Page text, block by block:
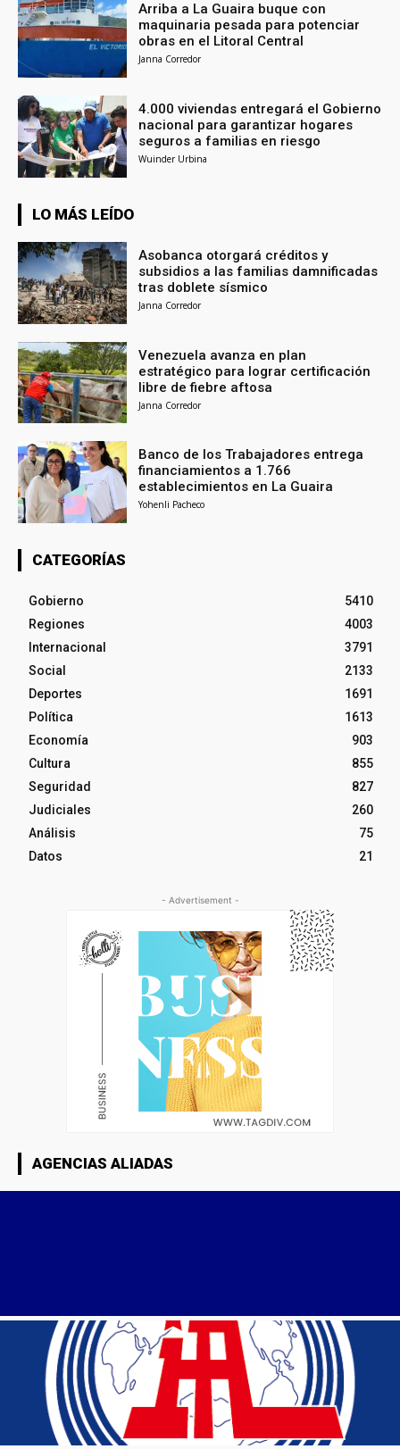
Arriba a La Guaira buque con
maquinaria pesada para potenciar
obras en el Litoral Central
Janna Corredor
4.000 viviendas entregará el Gobierno
nacional para garantizar hogares
seguros a familias en riesgo
Wuinder Urbina
LO MÁS LEÍDO
Asobanca otorgará créditos y
subsidios a las familias damnificadas
tras doblete sísmico
Janna Corredor
Venezuela avanza en plan
estratégico para lograr certificación
libre de fiebre aftosa
Janna Corredor
Banco de los Trabajadores entrega
financiamientos a 1.766
establecimientos en La Guaira
Yohenli Pacheco
CATEGORÍAS
Gobierno
5410
Regiones
4003
Internacional
3791
Social
2133
Deportes
1691
Política
1613
Economía
903
Cultura
855
Seguridad
827
Judiciales
260
Análisis
75
Datos
21
- Advertisement -
AGENCIAS ALIADAS